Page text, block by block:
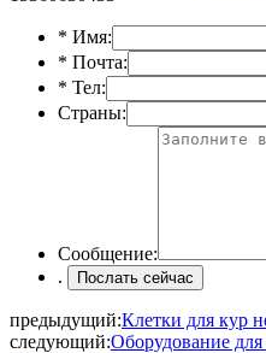
* Имя:
* Почта:
* Тел:
Страны:
Сообщение:
.
предыдущий:Клетки для кур
следующий:Оборудование